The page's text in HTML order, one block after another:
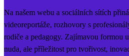
Na našem webu a sociálních sítích
videoreportáže, rozhovory s
rodiče a pedagogy. Zajímavou formou
nuda, ale příležitost pro tvořivost,